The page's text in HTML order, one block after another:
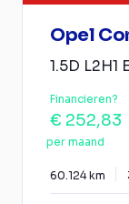
Opel
1.5D
Financieren?
€ 252,83
per maand
60.124 km